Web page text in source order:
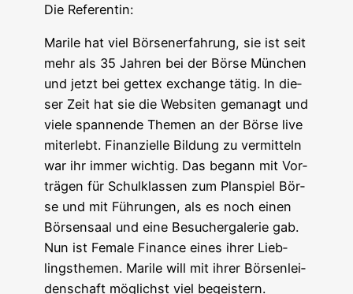
Die Refe­ren­tin:
Mari­le hat viel Bör­sen­er­fah­rung, sie ist seit
mehr als 35 Jah­ren bei der Bör­se Mün­chen
und jetzt bei get­tex exch­an­ge tätig. In die­
ser Zeit hat sie die Web­si­ten gema­nagt und
vie­le span­nen­de The­men an der Bör­se live
mit­er­lebt. Finan­zi­el­le Bil­dung zu ver­mit­teln
war ihr immer wich­tig. Das begann mit Vor­
trä­gen für Schul­klas­sen zum Plan­spiel Bör­
se und mit Füh­run­gen, als es noch einen
Bör­sen­saal und eine Besu­cher­ga­le­rie gab.
Nun ist Fema­le Finan­ce eines ihrer Lieb­
lings­the­men. Mari­le will mit ihrer Bör­sen­lei­
den­schaft mög­lichst viel begeistern.